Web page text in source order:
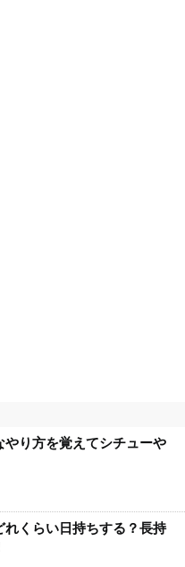
やり方を覚えてシチューや
れくらい日持ちする？長持